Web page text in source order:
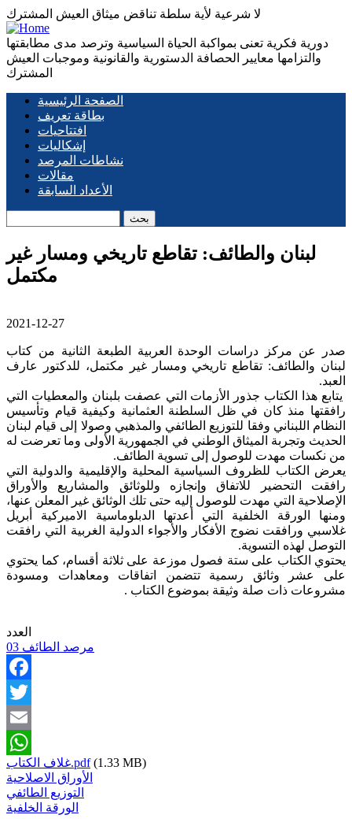
لا شرعية لأية سلطة تناقض ميثاق العيش المشترك
دورية فكرية تعنى بمواكبة الحياة السياسية وترصد مدى مطابقتها
والتزامها معايير الحصافة الدستورية والقانونية وموجبات العيش
المشترك
Main
navigation
الصفحة الرئيسية
بطاقة تعريف
افتتاحيات
إشكاليات
نشاطات المرصد
مقالات
الأعداد السابقة
لبنان والطائف: تقاطع تاريخي ومسار غير
مكتمل
2021-12-27
صدر عن مركز دراسات الوحدة العربية الطبعة الثانية من كتاب
لبنان والطائف: تقاطع تاريخي ومسار غير مكتمل، للدكتور عارف
العبد.
يتابع هذا الكتاب جذور الأزمات التي عصفت بلبنان والمعطيات التي
رافقتها منذ كان في ظل السلطنة العثمانية وكيفية قيام وتأسيس
النظام اللبناني وفقا للتوزيع الطائفي والمذهبي وصولا إلى قيام لبنان
الحديث وتجربة الميثاق الوطني في الجمهورية الأولى وما تعرضت له
من نكسات مهدت للوصول إلى تسوية الطائف.
يعرض الكتاب للظروف السياسية المحلية والإقليمية والدولية التي
رافقت التحضير للاتفاق وإنجازه وللوثائق والمشاريع والأوراق
الإصلاحية التي مهدت للوصول إليه حتى تلك الوثائق غير المعلن عنها،
ومنها الورقة الخلفية التي أعدتها الدبلوماسية الاميركية أبريل
غلاسبي ورافقت نضوج الأفكار والأجواء الدولية الغربية التي رافقت
التوصل لهذه التسوية.
يحتوي الكتاب على ستة فصول موزعة على ثلاثة أقسام، كما يحتوي
على عشر وثائق رسمية تتضمن اتفاقات ومعاهدات ومسودة
مشروعات ذات صلة وثيقة بموضوع الكتاب .
العدد
مرصد الطائف 03
Facebook
Twitter
Email
WhatsApp
غلاف الكتاب.pdf (1.33 MB)
الأوراق الاصلاحية
التوزيع الطائفي
الورقة الخلفية